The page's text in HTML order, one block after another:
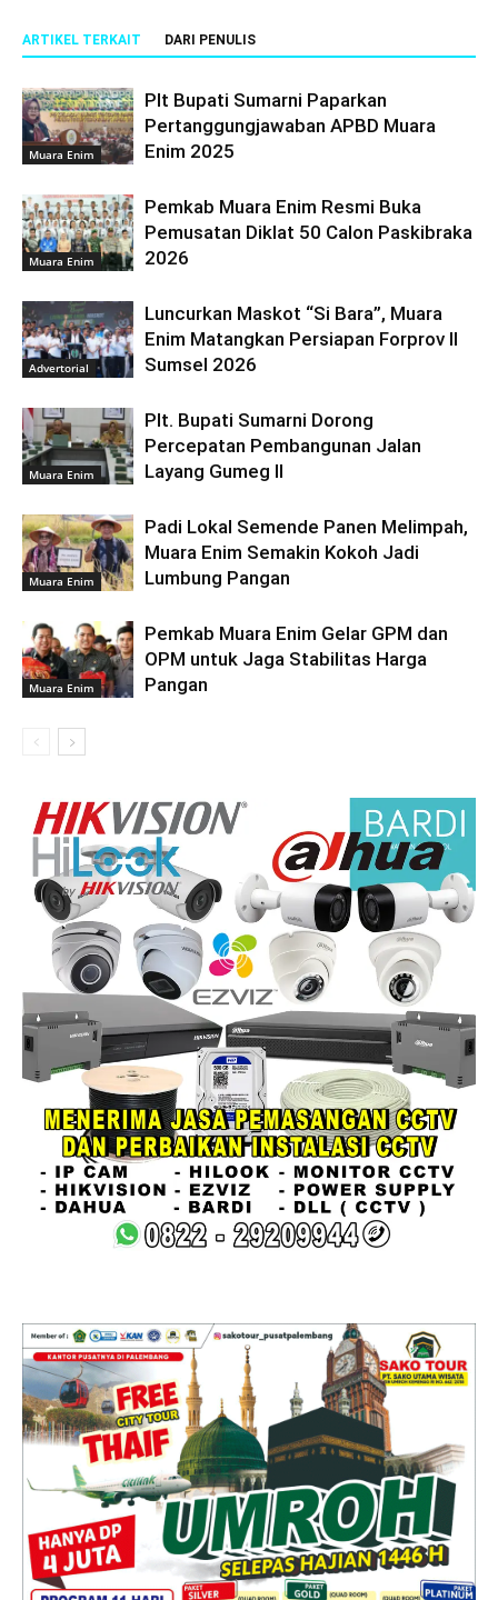
ARTIKEL TERKAIT DARI PENULIS
Muara Enim
Plt Bupati Sumarni Paparkan
Pertanggungjawaban APBD Muara
Enim 2025
Muara Enim
Pemkab Muara Enim Resmi Buka
Pemusatan Diklat 50 Calon Paskibraka
2026
Advertorial
Luncurkan Maskot “Si Bara”, Muara
Enim Matangkan Persiapan Forprov II
Sumsel 2026
Muara Enim
Plt. Bupati Sumarni Dorong
Percepatan Pembangunan Jalan
Layang Gumeg II
Muara Enim
Padi Lokal Semende Panen Melimpah,
Muara Enim Semakin Kokoh Jadi
Lumbung Pangan
Muara Enim
Pemkab Muara Enim Gelar GPM dan
OPM untuk Jaga Stabilitas Harga
Pangan